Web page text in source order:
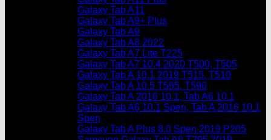
Galaxy Tab A11
Galaxy Tab A9+ Plus
Galaxy Tab A9
Galaxy Tab A8 2022
Galaxy Tab A7 Lite T225
Galaxy Tab A7 10.4 2020 T500, T505
Galaxy Tab A 10.1 2019 T515, T510
Galaxy Tab A 10.5 T595, T590
Galaxy Tab A 2016 10.1, Tab A6 10.1
Galaxy Tab A6 10.1 Spen, Tab A 2016 10.1
Spen
Galaxy Tab A Plus 8.0 Spen 2019 P205